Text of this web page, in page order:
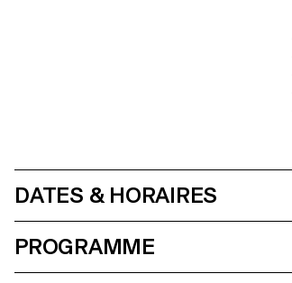
DATES & HORAIRES
PROGRAMME